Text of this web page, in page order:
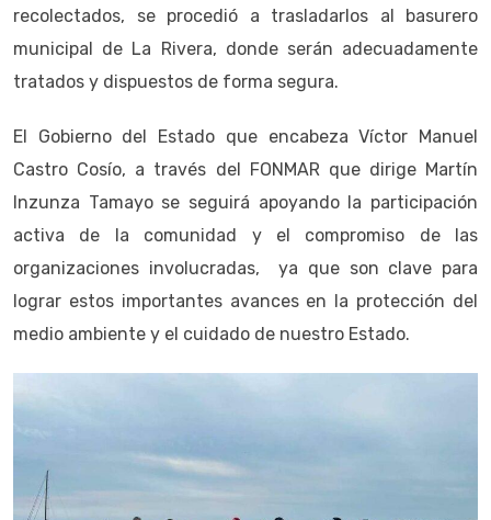
recolectados, se procedió a trasladarlos al basurero
municipal de La Rivera, donde serán adecuadamente
tratados y dispuestos de forma segura.
El Gobierno del Estado que encabeza Víctor Manuel
Castro Cosío, a través del FONMAR que dirige Martín
Inzunza Tamayo se seguirá apoyando la participación
activa de la comunidad y el compromiso de las
organizaciones involucradas, ya que son clave para
lograr estos importantes avances en la protección del
medio ambiente y el cuidado de nuestro Estado.